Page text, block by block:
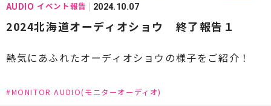
#Bowers & Wilkins[B&W]（バウワースアンドウィ
ルキンス）
#CH Precision(シーエイチプレシジョン)
AUDIO イベント報告 2024.10.07
2024北海道オーディオショウ 終了報告１
熱気にあふれたオーディオショウの様子をご紹介！
#MONITOR AUDIO(モニターオーディオ)